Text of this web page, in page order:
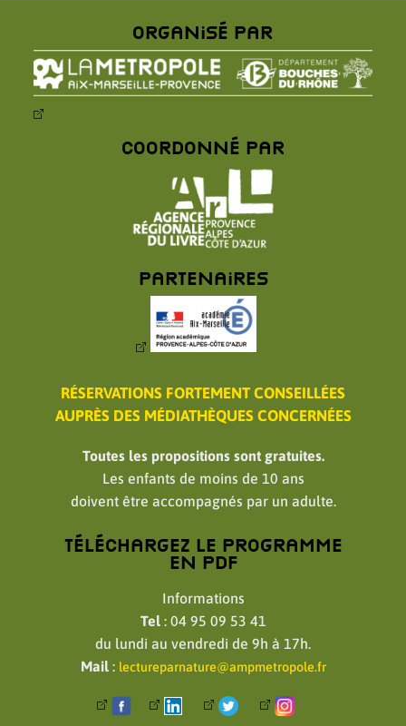
Organisé par
Coordonné par
Partenaires
RÉSERVATIONS FORTEMENT CONSEILLÉES
AUPRÈS DES MÉDIATHÈQUES CONCERNÉES
Toutes les propositions sont gratuites.
Les enfants de moins de 10 ans
doivent être accompagnés par un adulte.
Téléchargez le programme
en PDF
Informations
Tel: 04 95 09 53 41
du lundi au vendredi de 9h à 17h.
Mail: lectureparnature@ampmetropole.fr